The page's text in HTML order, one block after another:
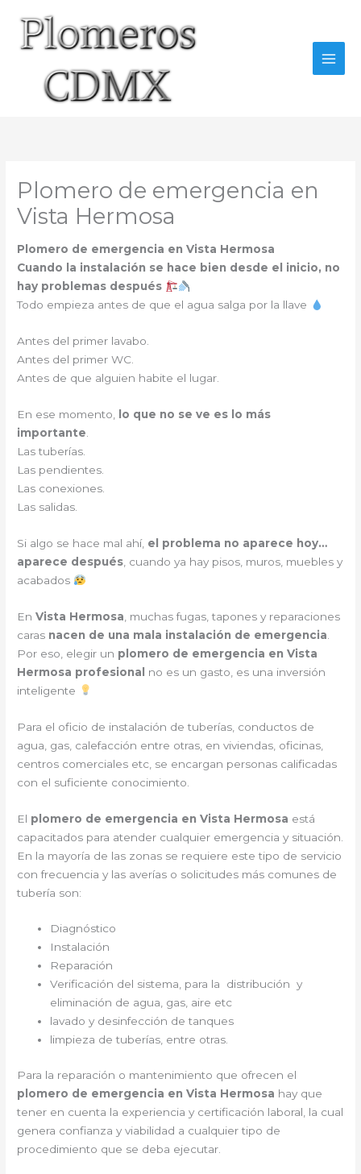
contenido
Plomero de emergencia en
Vista Hermosa
Plomero de emergencia en Vista Hermosa
Cuando la instalación se hace bien desde el inicio, no
hay problemas después
Todo empieza antes de que el agua salga por la llave
Antes del primer lavabo.
Antes del primer WC.
Antes de que alguien habite el lugar.
En ese momento,
lo que no se ve es lo más
importante
Las tuberías.
Las pendientes.
Las conexiones.
Las salidas.
Si algo se hace mal ahí, el problema no aparece hoy…
aparece después , cuando ya hay pisos, muros, muebles y
acabados
EnVista Hermosa , muchas fugas, tapones y reparaciones
caras nacen de una mala instalación de emergencia
Por eso, elegir un plomero de emergencia en Vista
Hermosa profesional
no es un gasto, es una inversión
inteligente
Para el oficio de instalación de tuberías, conductos de
agua, gas, calefacción entre otras, en viviendas, oficinas,
centros comerciales etc, se encargan personas calificadas
con el suficiente conocimiento.
El plomero de emergencia en Vista Hermosa está
capacitados para atender cualquier emergencia y situación.
En la mayoría de las zonas se requiere este tipo de servicio
con frecuencia y las averías o solicitudes más comunes de
tubería son:
Diagnóstico
Instalación
Reparación
Verificación del sistema, para la distribución y
eliminación de agua, gas, aire etc
lavado y desinfección de tanques
limpieza de tuberías, entre otras.
Para la reparación o mantenimiento que ofrecen el
plomero de emergencia en Vista Hermosa hay que
tener en cuenta la experiencia y certificación laboral, la cual
genera confianza y viabilidad a cualquier tipo de
procedimiento que se deba ejecutar.